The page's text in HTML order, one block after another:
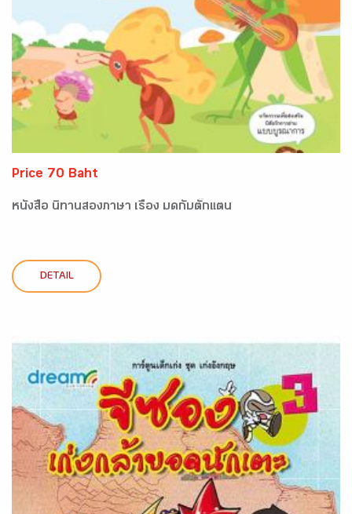
Price 70 Baht
หนังสือ นิทานสองภาษา เรื่อง มดกับตั๊กแตน
DETAIL